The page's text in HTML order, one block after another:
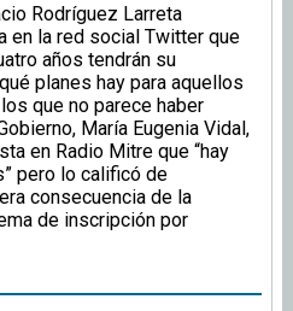
Rodríguez Larreta
en la red social Twitter que
años tendrán su
planes hay para aquellos
que no parece haber
María Eugenia Vidal,
en Radio Mitre que “hay
pero lo calificó de
consecuencia de la
de inscripción por